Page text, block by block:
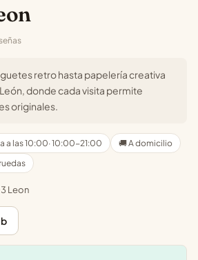
retro hasta papelería creativa
donde cada visita permite
originales.
a las 10:00· 10:00-21:00
🚚 A domicilio
Leon